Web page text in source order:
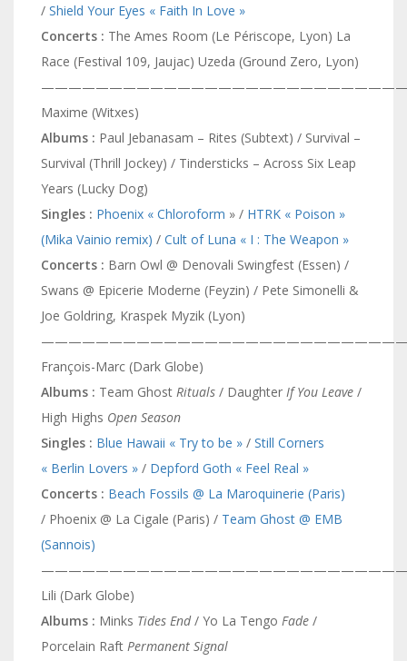
/ Shield Your Eyes « Faith In Love »
Concerts : The Ames Room (Le Périscope, Lyon) La
Race (Festival 109, Jaujac) Uzeda (Ground Zero, Lyon)
Maxime (Witxes)
Albums : Paul Jebanasam – Rites (Subtext) / Survival –
Survival (Thrill Jockey) / Tindersticks – Across Six Leap
Years (Lucky Dog)
Singles : Phoenix « Chloroform » / HTRK « Poison »
(Mika Vainio remix) / Cult of Luna « I : The Weapon »
Concerts : Barn Owl @ Denovali Swingfest (Essen) /
Swans @ Epicerie Moderne (Feyzin) / Pete Simonelli &
Joe Goldring, Kraspek Myzik (Lyon)
François-Marc (Dark Globe)
Albums : Team Ghost Rituals / Daughter If You Leave /
High Highs Open Season
Singles : Blue Hawaii « Try to be » / Still Corners
« Berlin Lovers » / Depford Goth « Feel Real »
Concerts : Beach Fossils @ La Maroquinerie (Paris)
/ Phoenix @ La Cigale (Paris) / Team Ghost @ EMB
(Sannois)
Lili (Dark Globe)
Albums : Minks Tides End/ Yo La Tengo Fade /
Porcelain Raft Permanent Signal